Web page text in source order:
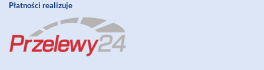
Płatności realizuje